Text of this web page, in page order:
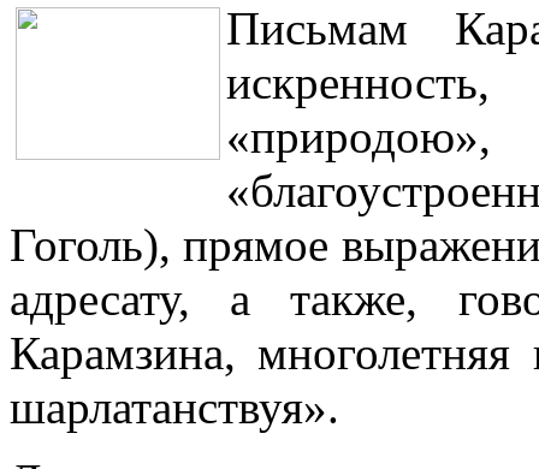
Письмам
Гоголь), прямое
адресату, а также,
Карамзина,
шарлатанствуя».